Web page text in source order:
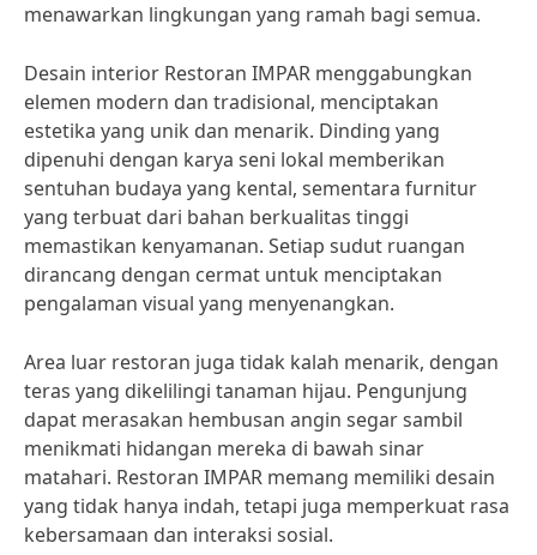
menawarkan lingkungan yang ramah bagi semua.
Desain interior Restoran IMPAR menggabungkan
elemen modern dan tradisional, menciptakan
estetika yang unik dan menarik. Dinding yang
dipenuhi dengan karya seni lokal memberikan
sentuhan budaya yang kental, sementara furnitur
yang terbuat dari bahan berkualitas tinggi
memastikan kenyamanan. Setiap sudut ruangan
dirancang dengan cermat untuk menciptakan
pengalaman visual yang menyenangkan.
Area luar restoran juga tidak kalah menarik, dengan
teras yang dikelilingi tanaman hijau. Pengunjung
dapat merasakan hembusan angin segar sambil
menikmati hidangan mereka di bawah sinar
matahari. Restoran IMPAR memang memiliki desain
yang tidak hanya indah, tetapi juga memperkuat rasa
kebersamaan dan interaksi sosial.